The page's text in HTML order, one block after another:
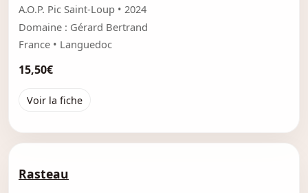
A.O.P. Pic Saint-Loup • 2024
Domaine : Gérard Bertrand
France • Languedoc
15,50€
Voir la fiche
Rasteau